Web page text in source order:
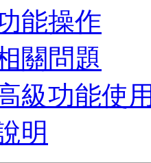
能操作
關問題
級功能使用
明